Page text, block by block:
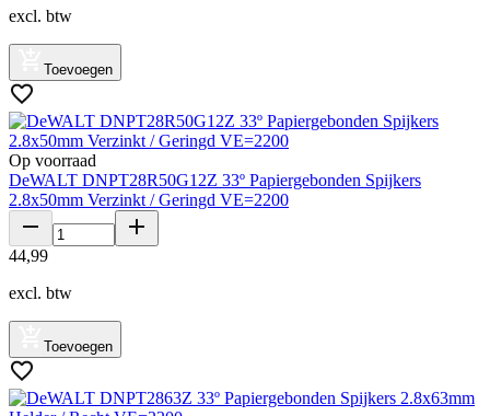
excl. btw
Toevoegen
Op voorraad
DeWALT DNPT28R50G12Z 33º Papiergebonden Spijkers
2.8x50mm Verzinkt / Geringd VE=2200
44,99
excl. btw
Toevoegen